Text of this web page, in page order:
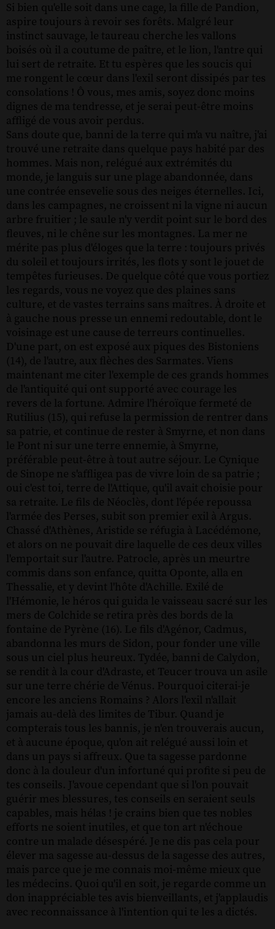
Si bien qu'elle soit dans une cage, la fille de Pandion,
aspire toujours à revoir ses forêts. Malgré leur
instinct sauvage, le taureau cherche les vallons
boisés où il a coutume de paître, et le lion, l'antre qui
lui sert de retraite. Et tu espères que les soucis qui
me rongent le cœur dans l'exil seront dissipés par tes
consolations ! Ô vous, mes amis, soyez donc moins
dignes de ma tendresse, et je serai peut-être moins
affligé de vous avoir perdus.
Sans doute que, banni de la terre qui m'a vu naître, j'ai
trouvé une retraite dans quelque pays habité par des
hommes. Mais non, relégué aux extrémités du
monde, je languis sur une plage abandonnée, dans
une contrée ensevelie sous des neiges éternelles. Ici,
dans les campagnes, ne croissent ni la vigne ni aucun
arbre fruitier ; le saule n'y verdit point sur le bord des
fleuves, ni le chêne sur les montagnes. La mer ne
mérite pas plus d'éloges que la terre : toujours privés
du soleil et toujours irrités, les flots y sont le jouet de
tempêtes furieuses. De quelque côté que vous portiez
les regards, vous ne voyez que des plaines sans
culture, et de vastes terrains sans maîtres. À droite et
à gauche nous presse un ennemi redoutable, dont le
voisinage est une cause de terreurs continuelles.
D'une part, on est exposé aux piques des Bistoniens
(14), de l'autre, aux flèches des Sarmates. Viens
maintenant me citer l'exemple de ces grands hommes
de l'antiquité qui ont supporté avec courage les
revers de la fortune. Admire l'héroïque fermeté de
Rutilius (15), qui refuse la permission de rentrer dans
sa patrie, et continue de rester à Smyrne, et non dans
le Pont ni sur une terre ennemie, à Smyrne,
préférable peut-être à tout autre séjour. Le Cynique
de Sinope ne s'affligea pas de vivre loin de sa patrie ;
oui c'est toi, terre de l'Attique, qu'il avait choisie pour
sa retraite. Le fils de Néoclès, dont l'épée repoussa
l'armée des Perses, subit son premier exil à Argus.
Chassé d'Athènes, Aristide se réfugia à Lacédémone,
et alors on ne pouvait dire laquelle de ces deux villes
l'emportait sur l'autre. Patrocle, après un meurtre
commis dans son enfance, quitta Oponte, alla en
Thessalie, et y devint l'hôte d'Achille. Exilé de
l'Hémonie, le héros qui guida le vaisseau sacré sur les
mers de Colchide se retira près des bords de la
fontaine de Pyrène (16). Le fils d'Agénor, Cadmus,
abandonna les murs de Sidon, pour fonder une ville
sous un ciel plus heureux. Tydée, banni de Calydon,
se rendit à la cour d'Adraste, et Teucer trouva un asile
sur une terre chérie de Vénus. Pourquoi citerai-je
encore les anciens Romains ? Alors l'exil n'allait
jamais au-delà des limites de Tibur. Quand je
compterais tous les bannis, je n'en trouverais aucun,
et à aucune époque, qu'on ait relégué aussi loin et
dans un pays si affreux. Que ta sagesse pardonne
donc à la douleur d'un infortuné qui profite si peu de
tes conseils. J'avoue cependant que si l'on pouvait
guérir mes blessures, tes conseils en seraient seuls
capables, mais hélas ! je crains bien que tes nobles
efforts ne soient inutiles, et que ton art n'échoue
contre un malade désespéré. Je ne dis pas cela pour
élever ma sagesse au-dessus de la sagesse des autres,
mais parce que je me connais moi-même mieux que
les médecins. Quoi qu'il en soit, je regarde comme un
don inappréciable tes avis bienveillants, et j'applaudis
avec reconnaissance à l'intention qui te les a dictés.